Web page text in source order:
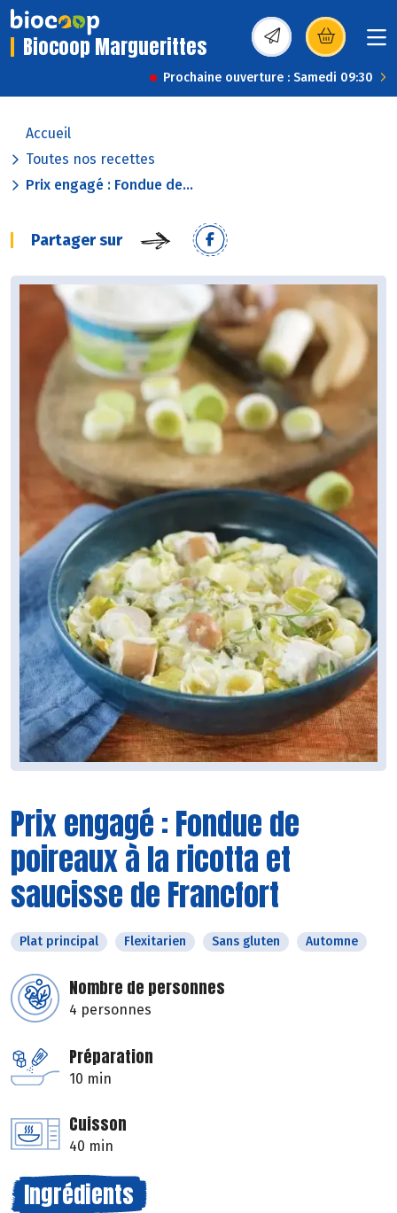
Biocoop Marguerittes (s’ouvre dans une
Prochaine ouverture : Samedi 09:30
Accueil
Toutes nos recettes
Prix engagé : Fondue de...
Partager sur
Prix engagé : Fondue de
poireaux à la ricotta et
saucisse de Francfort
Plat principal Flexitarien Sans gluten Automne
Nombre de personnes
4 personnes
Préparation
10 min
Cuisson
40 min
Ingrédients